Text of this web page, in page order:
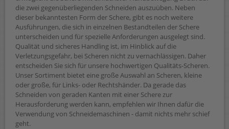
die zwei gegenüberliegenden Schneiden auszuüben. Neben
dieser bekanntesten Form der Schere, gibt es noch weitere
Ausführungen, die sich in einzelnen Bestandteilen der Schere
unterscheiden und für spezielle Anforderungen ausgelegt sind.
Qualität und sicheres Handling ist, im Hinblick auf die
Verletzungsgefahr, bei Scheren nicht zu vernachlässigen. Daher
entscheiden Sie sich für unsere hochwertigen Qualitäts-Scheren.
Unser Sortiment bietet eine große Auswahl an Scheren, kleine
oder große, für Links- oder Rechtshänder. Da gerade das
Schneiden von geraden Kanten mit einer Schere zur
Herausforderung werden kann, empfehlen wir Ihnen dafür die
Verwendung von Schneidemaschinen - damit nichts mehr schief
geht.